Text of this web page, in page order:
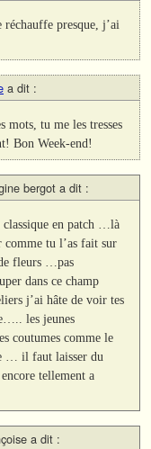
presque, j’ai
a dit :
mots, tu me les tresses
Bon Week-end!
bergot a dit :
classique en patch …là
comme tu l’as fait sur
fleurs …pas
dans ce champ
j’ai hâte de voir tes
les jeunes
coutumes comme le
… il faut laisser du
tellement a
a dit :